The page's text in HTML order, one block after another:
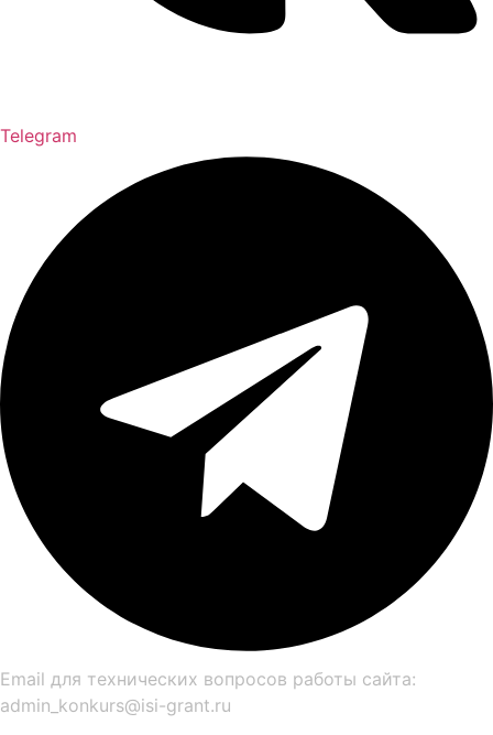
Telegram
Email для технических вопросов работы сайта:
admin_konkurs@isi-grant.ru